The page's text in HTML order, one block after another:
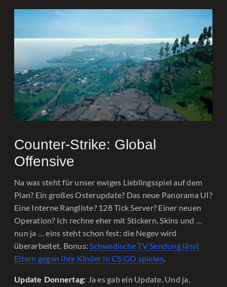
Counter-Strike: Global
Offensive
Na was steht für unser ewiges Lieblingsspiel auf dem
Plan? Ein großes Osterupdate? Das neue Panorama UI?
Eine Interne Rangliste? 128 Tick Server? Einer neuen
Operation? Ich rechne eher mit Stickern, Skins und …
nun ja … eins steht schon fest: die Negev wird
überarbeitet. Bonus:Schwedische TV Sendung lässt
Eltern gegen ihre Kinder in CS:GO spielen.
Update Donnertag: Ja es gab ein Update. Und ja,